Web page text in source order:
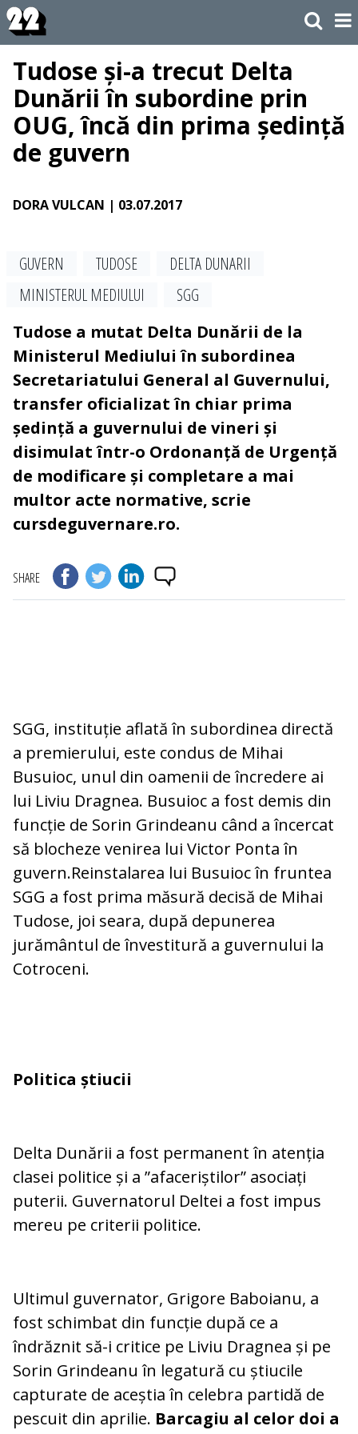
Tudose și-a trecut Delta
Dunării în subordine prin
OUG, încă din prima ședință
de guvern
DORA VULCAN | 03.07.2017
GUVERN TUDOSE
DELTA DUNARII
MINISTERUL MEDIULUI
SGG
Tudose a mutat Delta Dunării de la
Ministerul Mediului în subordinea
Secretariatului General al Guvernului,
transfer oficializat în chiar prima
ședință a guvernului de vineri și
disimulat într-o Ordonanță de Urgență
de modificare și completare a mai
multor acte normative, scrie
cursdeguvernare.ro.
SHARE
SGG, instituție aflată în subordinea directă
a premierului, este condus de Mihai
Busuioc, unul din oamenii de încredere ai
lui Liviu Dragnea. Busuioc a fost demis din
funcție de Sorin Grindeanu când a încercat
să blocheze venirea lui Victor Ponta în
guvern.Reinstalarea lui Busuioc în fruntea
SGG a fost prima măsură decisă de Mihai
Tudose, joi seara, după depunerea
jurământul de învestitură a guvernului la
Cotroceni.
Politica știucii
Delta Dunării a fost permanent în atenția
clasei politice și a ”afaceriștilor” asociați
puterii. Guvernatorul Deltei a fost impus
mereu pe criterii politice.
Ultimul guvernator, Grigore Baboianu, a
fost schimbat din funcție după ce a
îndrăznit să-i critice pe Liviu Dragnea și pe
Sorin Grindeanu în legatură cu știucile
capturate de aceștia în celebra partidă de
pescuit din aprilie. Barcagiu al celor doi a